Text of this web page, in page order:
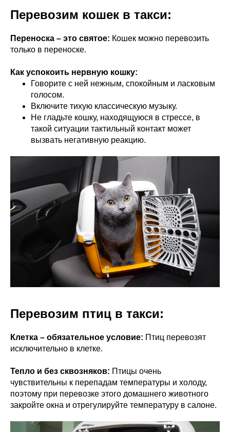
Перевозим кошек в такси:
Переноска – это святое: Кошек можно перевозить
только в переноске.
Как успокоить нервную кошку:
Говорите с ней нежным, спокойным и ласковым
голосом.
Включите тихую классическую музыку.
Не гладьте кошку, находящуюся в стрессе, в
такой ситуации тактильный контакт может
вызвать негативную реакцию.
Перевозим птиц в такси:
Клетка – обязательное условие: Птиц перевозят
исключительно в клетке.
Тепло и без сквозняков: Птицы очень
чувствительны к перепадам температуры и холоду,
поэтому при перевозке этого домашнего животного
закройте окна и отрегулируйте температуру в салоне.